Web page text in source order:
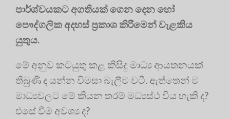
පාර්ශ්වයකට අගතියක් ගෙන දෙන හෝ
පෞද්ගලික අදහස් ප්‍රකාශ කිරීමෙන් වැළකිය
යුතුය.
මේ අනුව කටයුතු කළ කිසිදු මාධ්‍ය ආයතනයක්
තිබුණි ද යන්න විමසා බැලීම වටී. ඇත්තෙන් ම
මාධ්‍යවලට මේ කියන තරම් මධ්‍යස්ථ විය හැකි ද?
එසේ වීම අවශ්‍ය ද?